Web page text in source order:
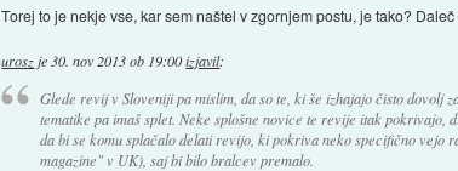
Torej to je nekje vse, kar sem naštel v zgornjem postu, je tako? Daleč
uroszje30. nov 2013 ob 19:00 izjavil:
Glede revij v Sloveniji pa mislim, da so te, ki še izhajajo čisto dovolj
tematike pa imaš splet. Neke splošne novice te revije itak pokrivajo,
da bi se komu splačalo delati revijo, ki pokriva neko specifično vejo
magazine" v UK), saj bi bilo bralcev premalo.